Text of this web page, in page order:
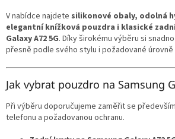
i
s
u
V nabídce najdete silikonové obaly, odolná
elegantní knížková pouzdra i klasické
Galaxy A72 5G. Díky širokému výběru si
přesně podle svého stylu i požadované úrovně
Jak vybrat pouzdro na Samsung
Při výběru doporučujeme zaměřit se
telefonu a požadovanou ochranu.